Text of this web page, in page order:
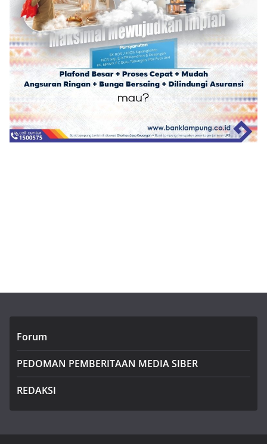
Forum
PEDOMAN PEMBERITAAN MEDIA SIBER
REDAKSI